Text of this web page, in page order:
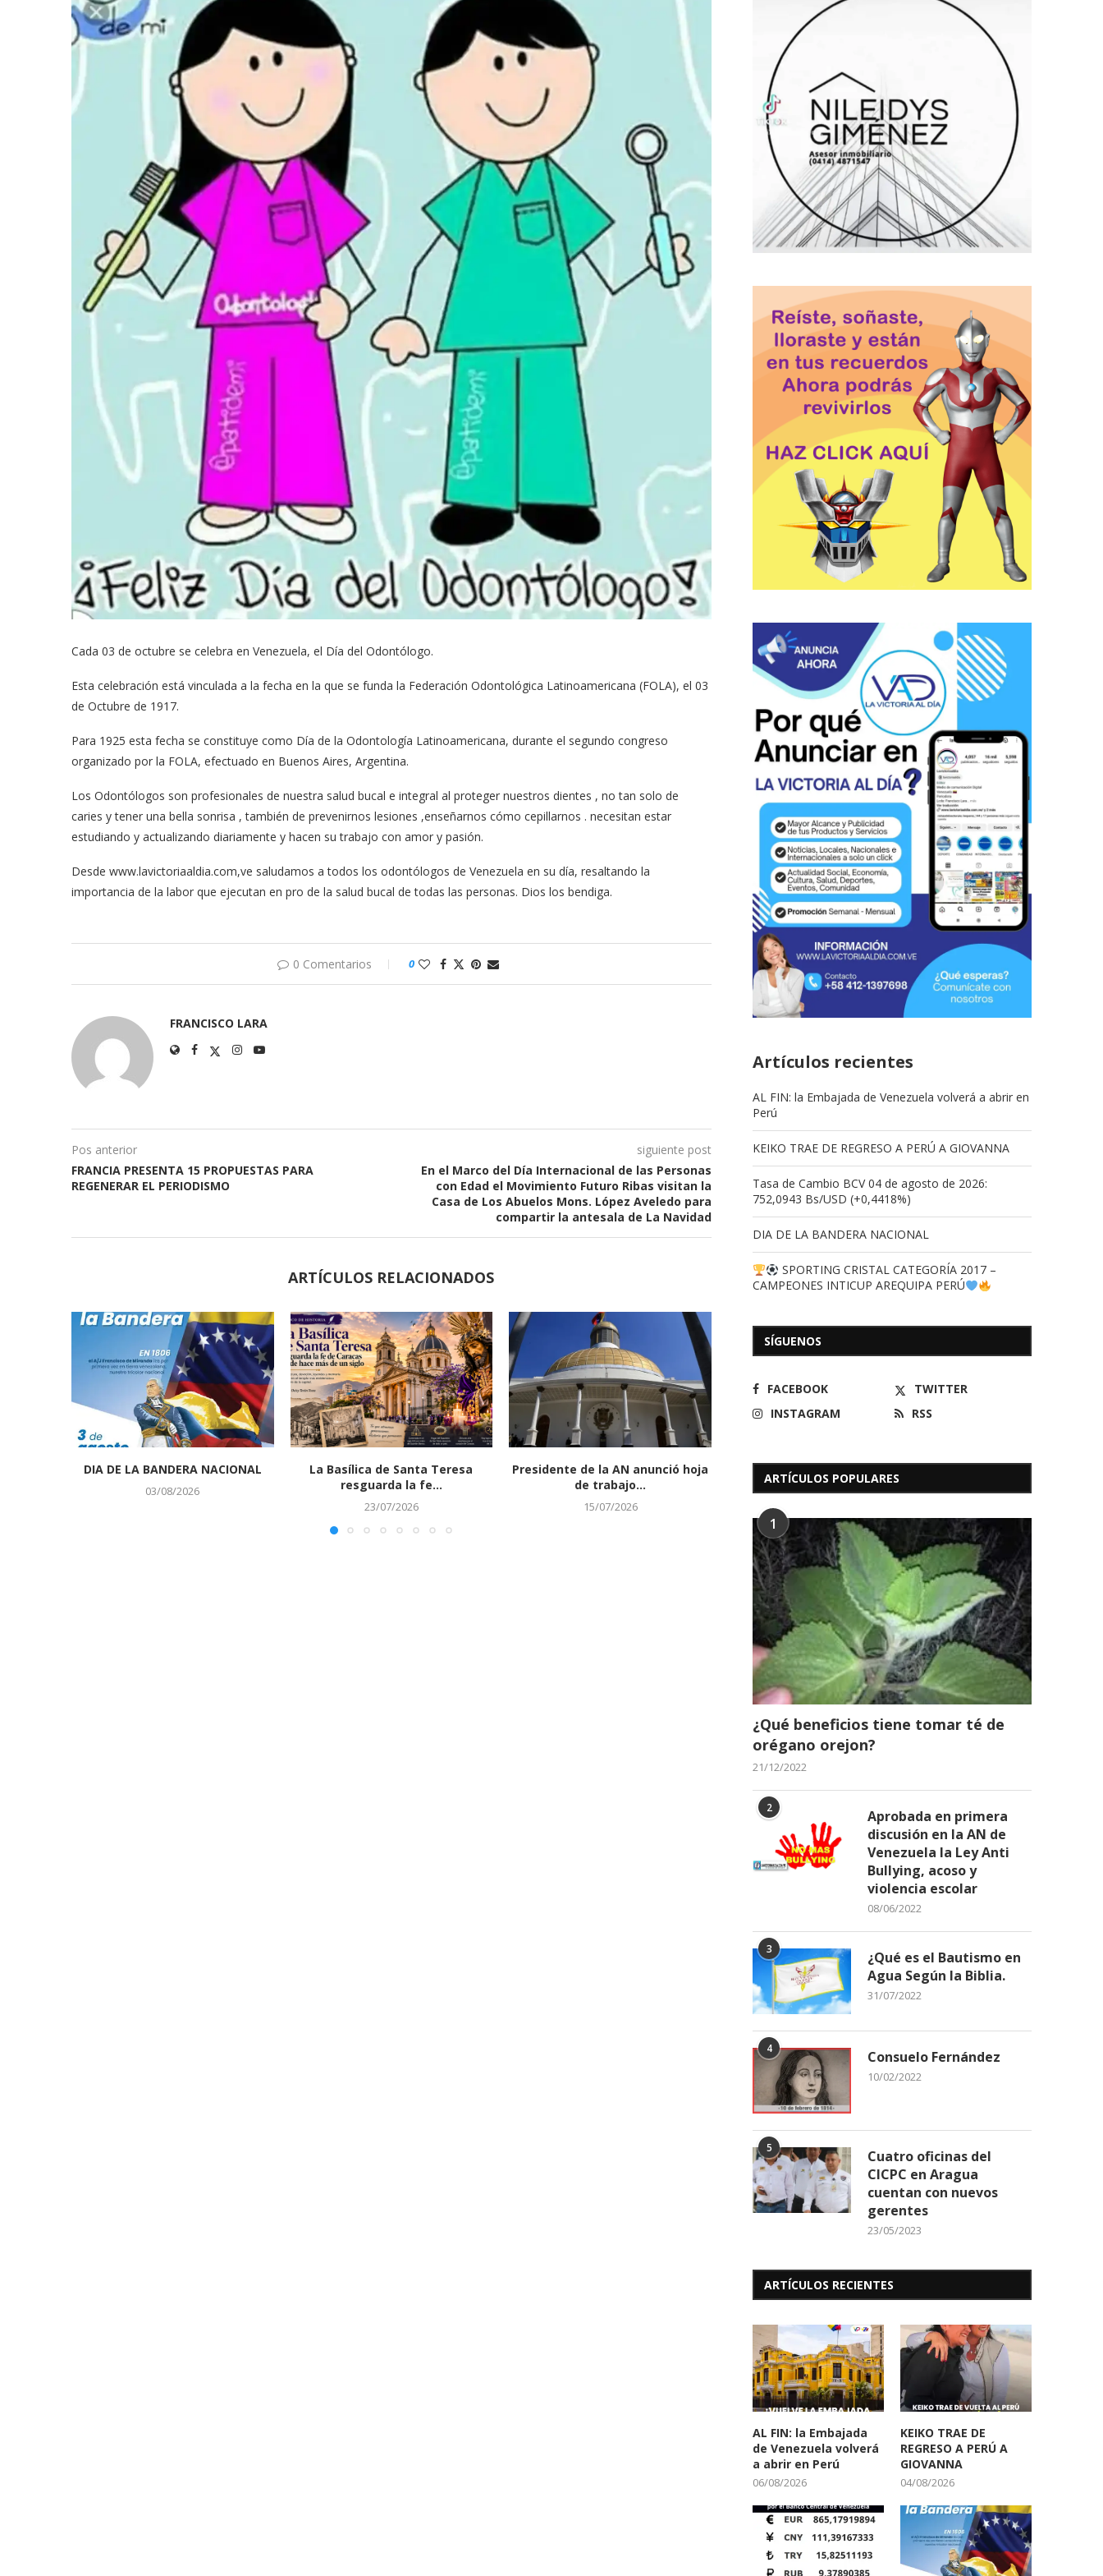
Cada 03 de octubre se celebra en Venezuela, el Día del Odontólogo.
Esta celebración está vinculada a la fecha en la que se funda la Federación Odontológica Latinoamericana (FOLA), el 03
de Octubre de 1917.
Para 1925 esta fecha se constituye como Día de la Odontología Latinoamericana, durante el segundo congreso
organizado por la FOLA, efectuado en Buenos Aires, Argentina.
Los Odontólogos son profesionales de nuestra salud bucal e integral al proteger nuestros dientes , no tan solo de
caries y tener una bella sonrisa , también de prevenirnos lesiones ,enseñarnos cómo cepillarnos . necesitan estar
estudiando y actualizando diariamente y hacen su trabajo con amor y pasión.
Desde www.lavictoriaaldia.com,ve saludamos a todos los odontólogos de Venezuela en su día, resaltando la
importancia de la labor que ejecutan en pro de la salud bucal de todas las personas. Dios los bendiga.
0 Comentarios 0
FRANCISCO LARA
Pos anterior
FRANCIA PRESENTA 15 PROPUESTAS PARA
REGENERAR EL PERIODISMO
siguiente post
En el Marco del Día Internacional de las Personas
con Edad el Movimiento Futuro Ribas visitan la
Casa de Los Abuelos Mons. López Aveledo para
compartir la antesala de La Navidad
ARTÍCULOS RELACIONADOS
DIA DE LA BANDERA NACIONAL
03/08/2026
La Basílica de Santa Teresa
resguarda la fe...
23/07/2026
Presidente de la AN anunció hoja
de trabajo...
15/07/2026
13/07/2026
El mandatario regional,
Artículos recientes
AL FIN: la Embajada de Venezuela volverá a abrir en
Perú
KEIKO TRAE DE REGRESO A PERÚ A GIOVANNA
Tasa de Cambio BCV 04 de agosto de 2026:
752,0943 Bs/USD (+0,4418%)
DIA DE LA BANDERA NACIONAL
SPORTING CRISTAL CATEGORÍA 2017 –
CAMPEONES INTICUP AREQUIPA PERÚ
SÍGUENOS
FACEBOOK
TWITTER
INSTAGRAM
RSS
ARTÍCULOS POPULARES
1
¿Qué beneficios tiene tomar té de
orégano orejon?
21/12/2022
2
Aprobada en primera
discusión en la AN de
Venezuela la Ley Anti
Bullying, acoso y
violencia escolar
08/06/2022
3
¿Qué es el Bautismo en
Agua Según la Biblia.
31/07/2022
4 Consuelo Fernández
10/02/2022
5
Cuatro oficinas del
CICPC en Aragua
cuentan con nuevos
gerentes
23/05/2023
ARTÍCULOS RECIENTES
AL FIN: la Embajada
de Venezuela volverá
a abrir en Perú
06/08/2026
KEIKO TRAE DE
REGRESO A PERÚ A
GIOVANNA
04/08/2026